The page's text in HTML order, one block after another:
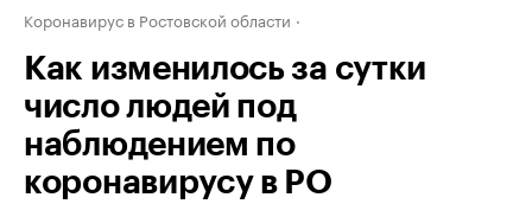
Коронавирус в Ростовской области
Как изменилось за сутки
число людей под
наблюдением по
коронавирусу в РО